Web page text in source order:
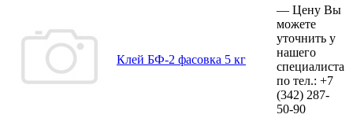
Клей БФ-2 фасовка 5 кг
— Цену Вы
можете
уточнить у
нашего
специалиста
по тел.: +7
(342) 287-
50-90